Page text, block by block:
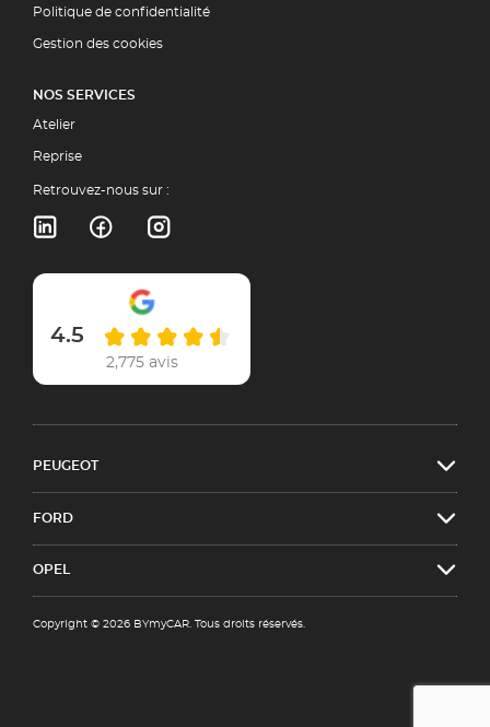
Politique de confidentialité
Gestion des cookies
NOS SERVICES
Atelier
Reprise
Retrouvez-nous sur :
4.5
2,775 avis
PEUGEOT
FORD
OPEL
Copyright © 2026 BYmyCAR. Tous droits réservés.